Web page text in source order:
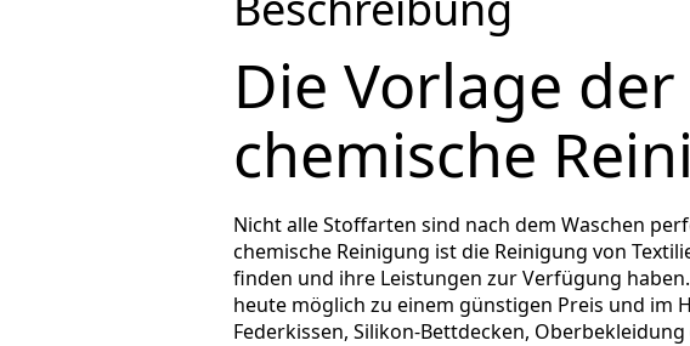
Die Vorlage
chemische
Nicht alle Stoffarten sind nach dem Waschen
chemische Reinigung ist die Reinigung von
finden und ihre Leistungen zur Verfügung
heute möglich zu einem günstigen Preis und im
Federkissen, Silikon-Bettdecken,